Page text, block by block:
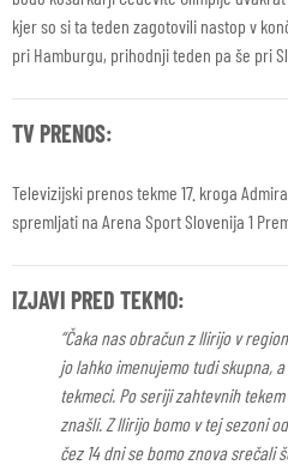
kjer so si ta teden zagotovili nastop v
pri Hamburgu, prihodnji teden pa še pri
TV PRENOS:
Televizijski prenos tekme 17. kroga
spremljati na Arena Sport Slovenija 1
IZJAVI PRED TEKMO:
“Čaka nas obračun z Ilirijo v
jo lahko imenujemo tudi skupna,
tekmeci. Po seriji zahtevnih
znašli. Z Ilirijo bomo v tej sezoni
čez 14 dni se bomo znova srečali